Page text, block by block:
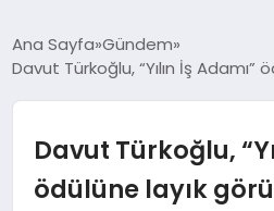
EĞITIM
EKONOMI
Ana Sayfa Gündem
Davut Türkoğlu, “Yılın İş Adamı”
Davut Türkoğlu,
ödülüne layık